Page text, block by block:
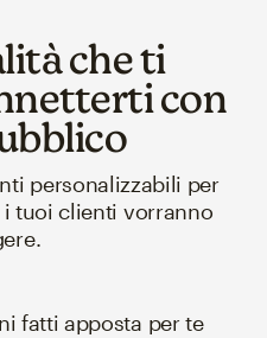
che ti
con
personalizzabili per
tuoi clienti vorranno
fatti apposta per te